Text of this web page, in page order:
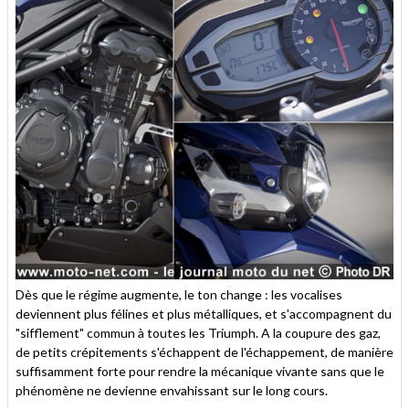
Dès que le régime augmente, le ton change : les vocalises
deviennent plus félines et plus métalliques, et s'accompagnent du
"sifflement" commun à toutes les Triumph. A la coupure des gaz,
de petits crépitements s'échappent de l'échappement, de manière
suffisamment forte pour rendre la mécanique vivante sans que le
phénomène ne devienne envahissant sur le long cours.